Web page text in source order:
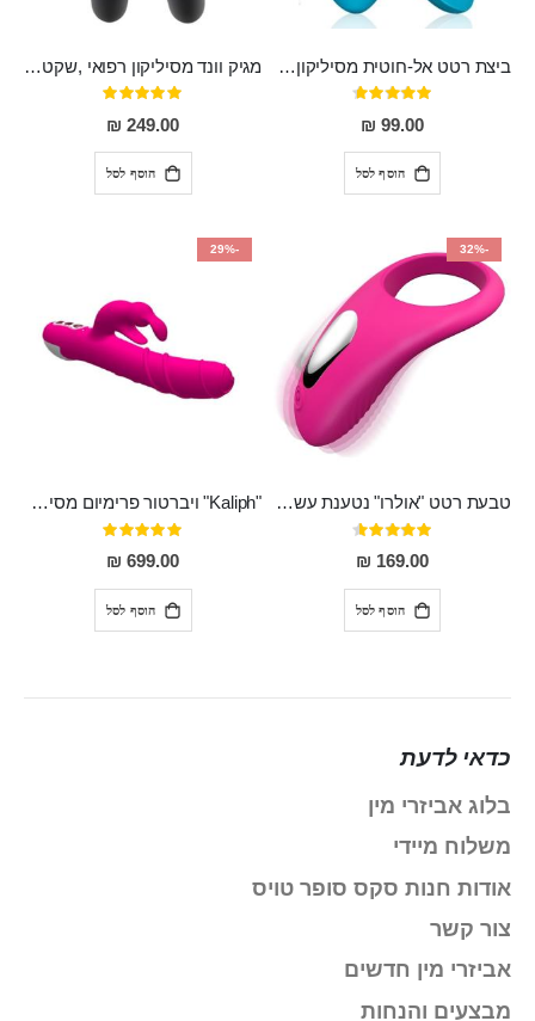
ביצת רטט אל-חוטית מסיליקון רפואי בגודל של 8 ס"מ ורוחב 3 ס"מ בעלת 20 מהירויות שונות "ENKI"
דירוג:
93%
99.00 ₪
הוסף לסל
מגיק וונד מסיליקון רפואי ,שקט במיוחד, נטען בעל 10 מהירויות שונות "Erna"
דירוג:
100%
249.00 ₪
הוסף לסל
-32%
טבעת רטט "אולרו" נטענת עשויה סיליקון רפואי עם רטט חזק ומטריף חושים
דירוג:
91%
169.00 ₪
הוסף לסל
-29%
"Kaliph" ויברטור פרימיום מסיליקון רפואי , נטען, שקט במיוחד, מסתובב ומתפתל, שמנמן עם חדירה 14 סמ
דירוג:
100%
699.00 ₪
הוסף לסל
כדאי לדעת
בלוג אביזרי מין
משלוח מיידי
אודות חנות סקס סופר טויס
צור קשר
אביזרי מין חדשים
מבצעים והנחות